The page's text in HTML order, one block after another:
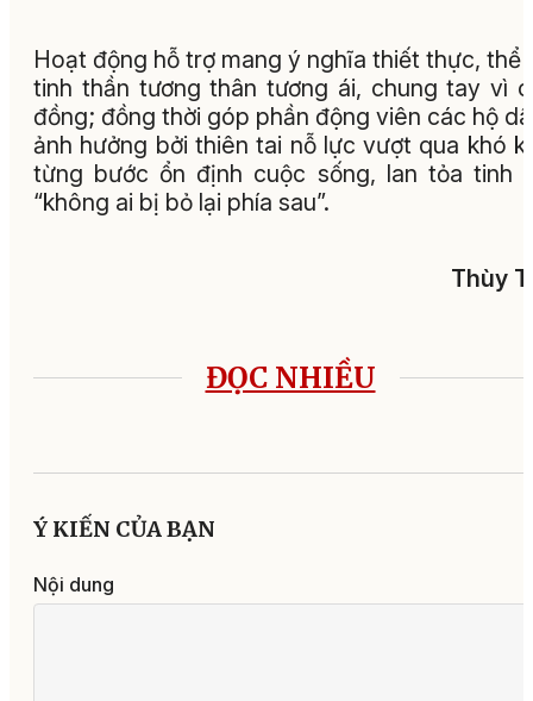
Hoạt động hỗ trợ mang ý nghĩa thiết thực, thể
tinh thần tương thân tương ái, chung tay vì
đồng; đồng thời góp phần động viên các hộ
ảnh hưởng bởi thiên tai nỗ lực vượt qua khó
từng bước ổn định cuộc sống, lan tỏa tinh
“không ai bị bỏ lại phía sau”.
Thùy
ĐỌC NHIỀU
Ý KIẾN CỦA BẠN
Nội dung